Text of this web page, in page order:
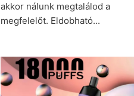
akkor nálunk megtalálod a
megfelelőt. Eldobható...